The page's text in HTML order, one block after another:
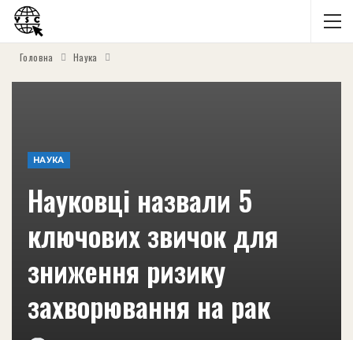
Головна Наука
НАУКА
Науковці назвали 5
ключових звичок для
зниження ризику
захворювання на рак